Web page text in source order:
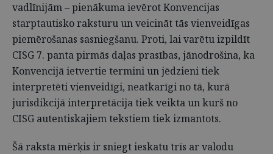
vadlīnijām – pienākuma ievērot Konvencijas
starptautisko raksturu un veicināt tās vienveidīgas
piemērošanas sasniegšanu. Proti, lai varētu izpildīt
CISG 7. panta pirmās daļas prasības, jānodrošina, ka
Konvencijā ietvertie termini un jēdzieni tiek
interpretēti vienveidīgi, neatkarīgi no tā, kurā
jurisdikcijā interpretācija tiek veikta un kurš no
CISG autentiskajiem tekstiem tiek izmantots.
Šā raksta mērķis ir sniegt ieskatu trīs ar valodu